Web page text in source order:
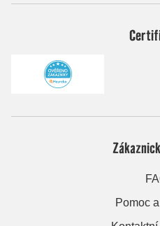
Pomoc